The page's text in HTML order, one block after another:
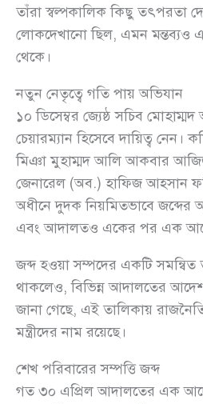
তাঁরা স্বল্পকালিক কিছু তৎপরতা
লোকদেখানো ছিল, এমন মন্তব্যও
থেকে।
নতুন নেতৃত্বে গতি পায় অভিযান
১০ ডিসেম্বর জ্যেষ্ঠ সচিব
চেয়ারম্যান হিসেবে দায়িত্ব নেন।
মিঞা মুহাম্মদ আলি আকবার
জেনারেল (অব.) হাফিজ আহ্সান
অধীনে দুদক নিয়মিতভাবে
এবং আদালতও একের পর এক
জব্দ হওয়া সম্পদের একটি সমন্বিত
থাকলেও, বিভিন্ন আদালতের
জানা গেছে, এই তালিকায়
মন্ত্রীদের নাম রয়েছে।
শেখ পরিবারের সম্পত্তি জব্দ
গত ৩০ এপ্রিল আদালতের এক